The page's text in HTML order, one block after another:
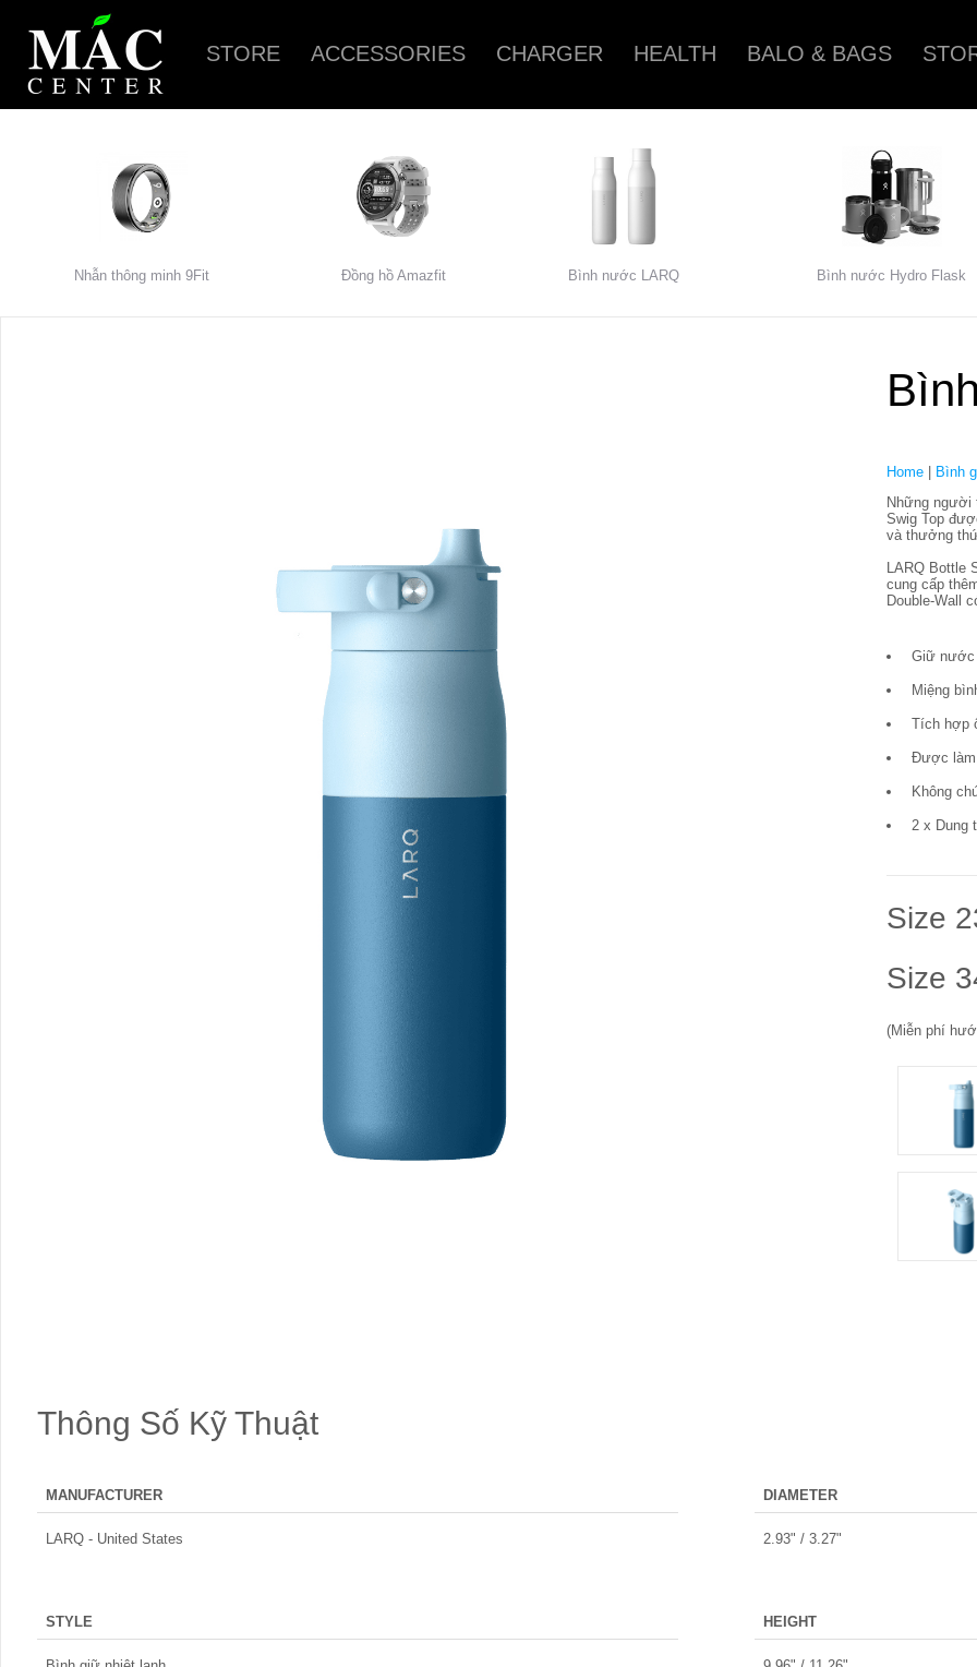
STORE ACCESSORIES CHARGER HEALTH BALO & BAGS
Nhẫn thông minh 9Fit Đồng hồ Amazfit Bình nước LARQ Bình nước Hydro Flask
Home
Bình
Những người
Swig Top
và thưởng
LARQ Bottle
cung cấp
Double-Wall
Giữ nước
Miệng
Tích hợp
Được làm
Không
2 x Dung
Size
Size
(Miễn phí
Thông Số Kỹ Thuật
MANUFACTURER
LARQ - United States
STYLE
DIAMETER
2.93" / 3.27"
HEIGHT